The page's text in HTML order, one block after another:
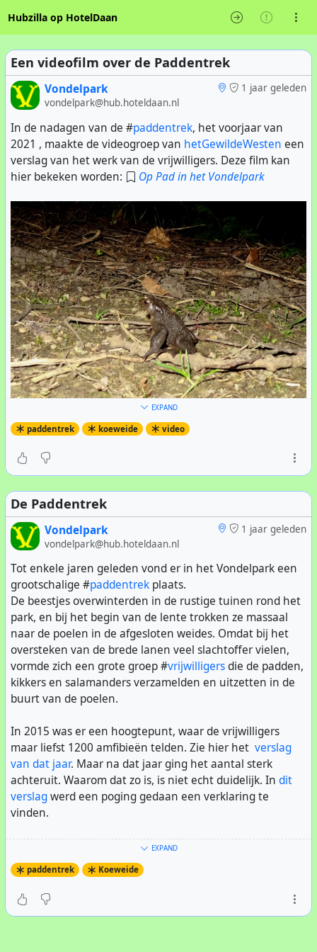
Hubzilla op HotelDaan
Een videofilm over de Paddentrek
1 jaar geleden
Vondelpark
vondelpark@hub.hoteldaan.nl
In de nadagen van de #paddentrek, het voorjaar van
2021 , maakte de videogroep van hetGewildeWesten een
verslag van het werk van de vrijwilligers. Deze film kan
hier bekeken worden:
Op Pad in het Vondelpark
avond gedraaid. Ook een van de #
, VickyBee,
was bereid geïnterviewd te worden. Het enige probleem
was dat er de hele avond geen enkele pad of kikker
gezien was. De regisseur, Yoeri, stelde voor om een
andere avond terug te komen, maar ik begon al te
vermoeden dat we later ook niets zouden vinden.
Daarom ging ik op zoek naar opnames die ik jaren eerder
gemaakt had met mijn onderwater GoPro camera. De
beste opnames zette ik op een stick, en gaf ze aan de
video-monteur, Anne de Jong. Zij heeft op een prachtige
wijze de dierenclips tussen de interviews gemonteerd!
Een beetje nep, maar de video is wel op een heel mooie
manier gered!
EXPAND
paddentrek koeweide video
De Paddentrek
1 jaar geleden
Vondelpark
vondelpark@hub.hoteldaan.nl
Tot enkele jaren geleden vond er in het Vondelpark een
grootschalige #paddentrek plaats.
De beestjes overwinterden in de rustige tuinen rond het
park, en bij het begin van de lente trokken ze massaal
naar de poelen in de afgesloten weides. Omdat bij het
oversteken van de brede lanen veel slachtoffer vielen,
vormde zich een grote groep #vrijwilligersdie de padden,
kikkers en salamanders verzamelden en uitzetten in de
buurt van de poelen.
In 2015 was er een hoogtepunt, waar de vrijwilligers
maar liefst 1200 amfibieën telden. Zie hier het verslag
van dat jaar. Maar na dat jaar ging het aantal sterk
achteruit. Waarom dat zo is, is niet echt duidelijk. In dit
verslagwerd een poging gedaan een verklaring te
vinden.
Nog steeds krijgt de redactie van hetVondelpark.net veel
aanmeldingen om te komen helpen bij de paddentrek.
Helaas moet ik allen afwijzen, om teleurstelling te
voorkomen. Mocht miraculeus er dit seizoen opeens weer
EXPAND
paddentrek Koeweide